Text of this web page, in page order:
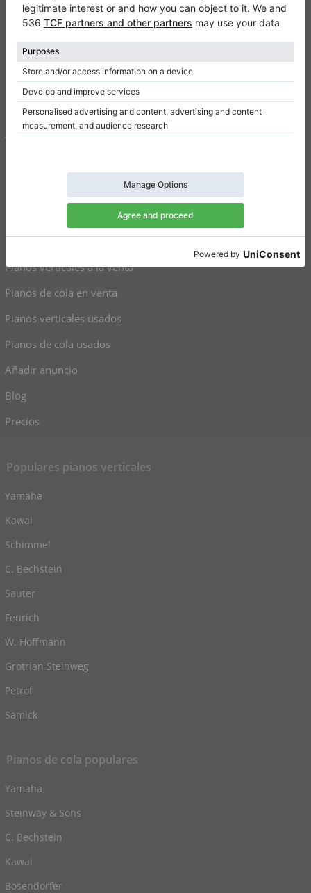
Klaviano
Contacto
Sobre nosotros
Escribir una reseña
Términos de uso
Configuración de consentimiento
Atajos
Pianos verticales a la venta
Pianos de cola en venta
Pianos verticales usados
Pianos de cola usados
Añadir anuncio
Blog
Precios
Populares pianos verticales
Yamaha
Kawai
Schimmel
C. Bechstein
Sauter
Feurich
W. Hoffmann
Grotrian Steinweg
Petrof
Samick
Pianos de cola populares
Yamaha
Steinway & Sons
C. Bechstein
Kawai
Bosendorfer